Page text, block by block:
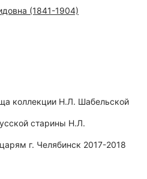
(1841-1904)
коллекции Н.Л. Шабельской
старины Н.Л.
г. Челябинск 2017-2018